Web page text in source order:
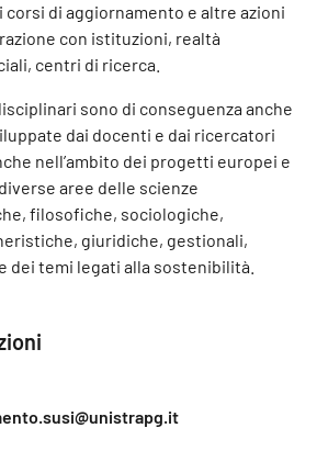
di aggiornamento e altre azioni
con istituzioni, realtà
centri di ricerca.
sono di conseguenza anche
dai docenti e dai ricercatori
nell’ambito dei progetti europei e
aree delle scienze
filosofiche, sociologiche,
giuridiche, gestionali,
dei temi legati alla sostenibilità.